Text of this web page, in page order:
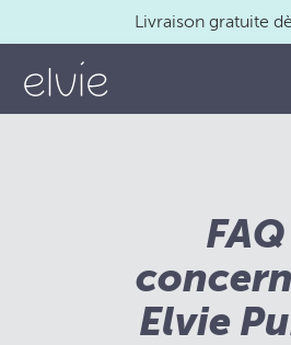
Livraison gratuite
FAQ
Elvie